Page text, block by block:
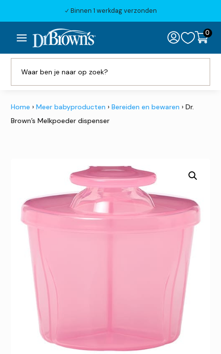
N Binnen 1 werkdag verzonden
 0
Home ›Meer babyproducten ›Bereiden en bewaren › Dr.
Brown’s Melkpoeder dispenser